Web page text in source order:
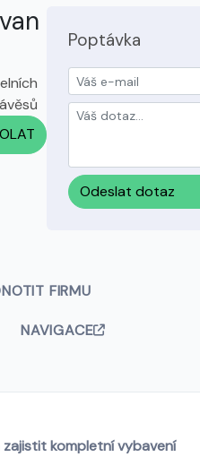
Poptávka
Odeslat dotaz
FIRMU
NAVIGACE
kompletní vybavení